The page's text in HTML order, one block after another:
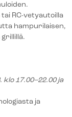
RC-vetyautoilla
hampurilaisen,
klo 17.00–22.00ja
ja